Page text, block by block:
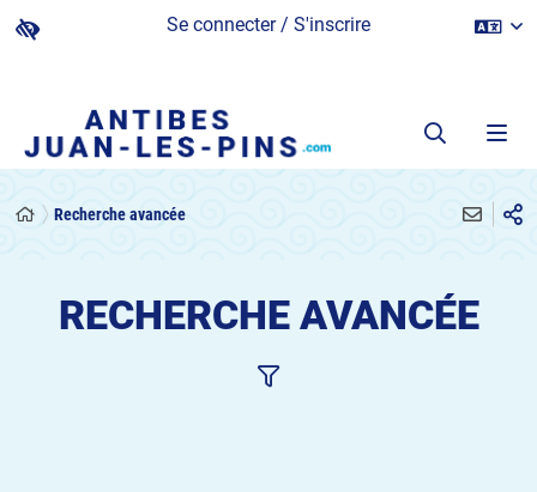
Se connecter / S'inscrire
Recherche avancée
RECHERCHE AVANCÉE